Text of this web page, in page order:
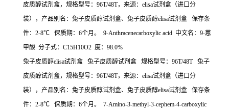
皮质醇试剂盒，规格型号：96T/48T，来源：elisa试剂盒（进口分
装），产品别名：兔子皮质醇试剂盒、兔子皮质醇elisa试剂盒 保存条
件：2-8℃ 保质期：6个月。 9-Anthracenecarboxylic acid 中文名：9-蒽
甲酸 分子式：C15H10O2 度：98.0%
兔子皮质醇elisa试剂盒 兔子皮质醇试剂盒 规格型号：96T/48T 兔子
皮质醇试剂盒，规格型号：96T/48T，来源：elisa试剂盒（进口分
装），产品别名：兔子皮质醇试剂盒、兔子皮质醇elisa试剂盒 保存条
件：2-8℃ 保质期：6个月。 7-Amino-3-methyl-3-cephem-4-carboxylic